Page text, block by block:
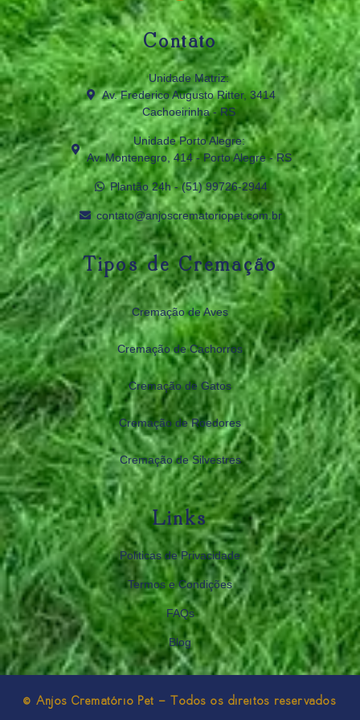
Contato
Unidade Matriz:
Av. Frederico Augusto Ritter, 3414
Cachoeirinha - RS
Unidade Porto Alegre:
Av. Montenegro, 414 - Porto Alegre - RS
Plantão 24h - (51) 99726‑2944
contato@anjoscrematoriopet.com.br
Tipos de Cremação
Cremação de Aves
Cremação de Cachorros
Cremação de Gatos
Cremação de Roedores
Cremação de Silvestres
Links
Politicas de Privacidade
Termos e Condições
FAQs
Blog
© Anjos Crematório Pet - Todos os direitos reservados